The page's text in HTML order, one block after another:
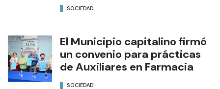
SOCIEDAD
El Municipio capitalino firmó
un convenio para prácticas
de Auxiliares en Farmacia
SOCIEDAD